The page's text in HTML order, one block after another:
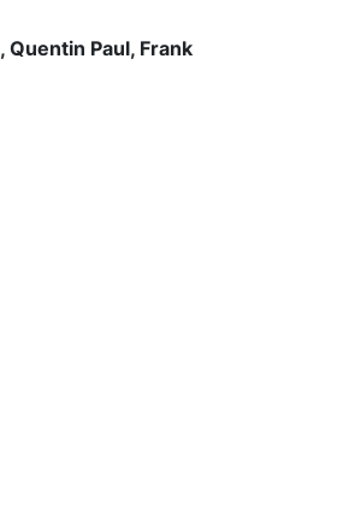
, Quentin Paul, Frank